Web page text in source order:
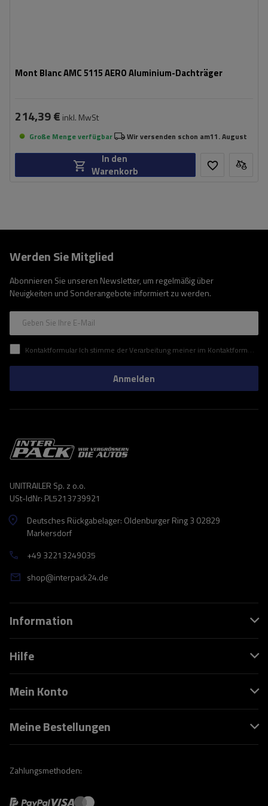
Mont Blanc AMC 5115 AERO Aluminium-Dachträger
214,39 € inkl. MwSt
Große Menge verfügbar Wir versenden schon am11. August
In den
Warenkorb
Werden Sie Mitglied
Abonnieren Sie unseren Newsletter, um regelmäßig über
Neuigkeiten und Sonderangebote informiert zu werden.
Geben Sie Ihre E-Mail
Kontaktformular Ich stimme der Verarbeitung meiner im Kontaktformular enthaltenen personenbezogenen Daten gemäß der Verordnung (EU) des Europäischen Parlaments und des Rates zu.
Anmelden
UNITRAILER Sp. z o.o.
USt-IdNr: PL5213739921
Deutsches Rückgabelager: Oldenburger Ring 3 02829
Markersdorf
+49 32213249035
shop@interpack24.de
Information
Hilfe
Mein Konto
Meine Bestellungen
Zahlungsmethoden: